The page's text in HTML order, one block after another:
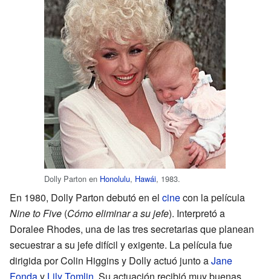
Dolly Parton en Honolulu, Hawái, 1983.
En 1980, Dolly Parton debutó en el cinecon la película
Nine to Five (Cómo eliminar a su jefe). Interpretó a
Doralee Rhodes, una de las tres secretarias que planean
secuestrar a su jefe difícil y exigente. La película fue
dirigida por Colin Higgins y Dolly actuó junto aJane